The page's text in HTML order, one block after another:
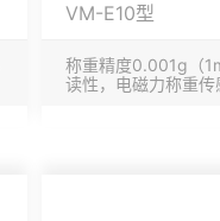
VM-E10型
称重精度0.001g（
读性，电磁力称重传